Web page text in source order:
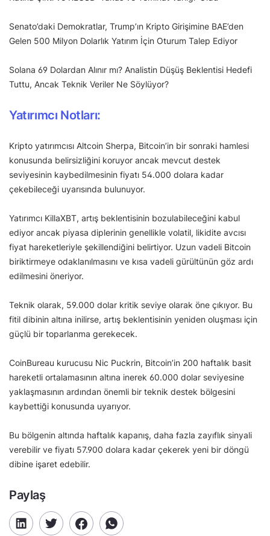
Senato’daki Demokratlar, Trump’ın Kripto Girişimine BAE’den
Gelen 500 Milyon Dolarlık Yatırım İçin Oturum Talep Ediyor
Solana 69 Dolardan Alınır mı? Analistin Düşüş Beklentisi Hedefi
Tuttu, Ancak Teknik Veriler Ne Söylüyor?
Yatırımcı Notları:
Kripto yatırımcısı Altcoin Sherpa, Bitcoin’in bir sonraki hamlesi
konusunda belirsizliğini koruyor ancak mevcut destek
seviyesinin kaybedilmesinin fiyatı 54.000 dolara kadar
çekebileceği uyarısında bulunuyor.
Yatırımcı KillaXBT, artış beklentisinin bozulabileceğini kabul
ediyor ancak piyasa diplerinin genellikle volatil, likidite avcısı
fiyat hareketleriyle şekillendiğini belirtiyor. Uzun vadeli Bitcoin
biriktirmeye odaklanılmasını ve kısa vadeli gürültünün göz ardı
edilmesini öneriyor.
Teknik olarak, 59.000 dolar kritik seviye olarak öne çıkıyor. Bu
fitil dibinin altına inilirse, artış beklentisinin yeniden oluşması için
güçlü bir toparlanma gerekecek.
CoinBureau kurucusu Nic Puckrin, Bitcoin’in 200 haftalık basit
hareketli ortalamasının altına inerek 60.000 dolar seviyesine
yaklaşmasının ardından önemli bir teknik destek bölgesini
kaybettiği konusunda uyarıyor.
Bu bölgenin altında haftalık kapanış, daha fazla zayıflık sinyali
verebilir ve fiyatı 57.900 dolara kadar çekerek yeni bir döngü
dibine işaret edebilir.
Paylaş